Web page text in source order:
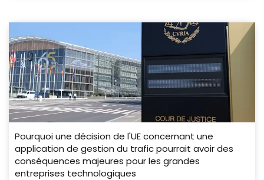
Pourquoi une décision de l'UE concernant une
application de gestion du trafic pourrait avoir des
conséquences majeures pour les grandes
entreprises technologiques